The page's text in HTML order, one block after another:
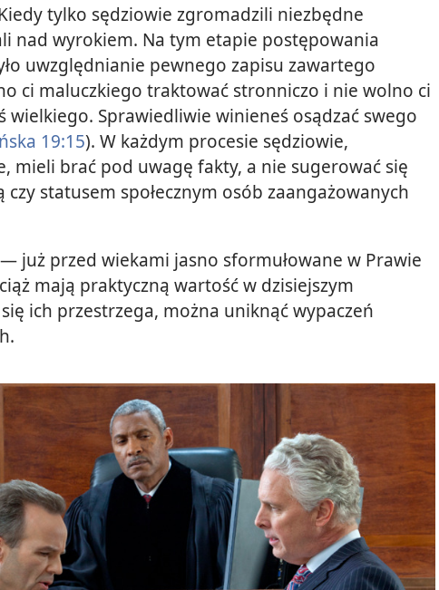
tylko sędziowie zgromadzili niezbędne
nad wyrokiem. Na tym etapie postępowania
uwzględnianie pewnego zapisu zawartego
ci maluczkiego traktować stronniczo i nie wolno ci
wielkiego. Sprawiedliwie winieneś osądzać swego
19:15). W każdym procesie sędziowie,
mieli brać pod uwagę fakty, a nie sugerować się
statusem społecznym osób zaangażowanych
już przed wiekami jasno sformułowane w Prawie
mają praktyczną wartość w dzisiejszym
ich przestrzega, można uniknąć wypaczeń